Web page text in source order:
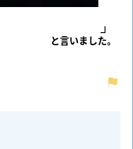
と言いました。